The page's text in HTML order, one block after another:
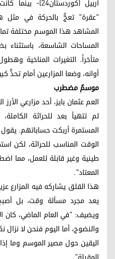
أربيل
"عقرة" تعجُّ بالحركة في
المشاهد هذا الموسم مختلفة
المساحات الشاسعة،
متأخراً. التغيرات المناخية
أوانه، وضعا المزارعين أمام تحدٍّ
موسمٌ مضطرب
العم عثمان بايز، أحد مزارعي
لم تتهيأ بعد للحراثة
الوقت المناسب للحراثة، لكن
طينية وغير قابلة للعمل، مما
المعتاد".
هذا القلق يشاركه فيه المزارع
يعد مجرد مسألة وقت، بل
ويضيف: "في العام الماضي، كان
والنضوج، أما اليوم فنحن لا
اليقين حول مصير الموسم وما